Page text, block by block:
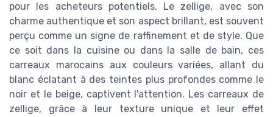
pour les acheteurs potentiels. Le zellige, avec son
charme authentique et son aspect brillant, est souvent
perçu comme un signe de raffinement et de style. Que
ce soit dans la cuisine ou dans la salle de bain, ces
carreaux marocains aux couleurs variées, allant du
blanc éclatant à des teintes plus profondes comme le
noir et le beige, captivent l'attention. Les carreaux de
zellige, grâce à leur texture unique et leur effet